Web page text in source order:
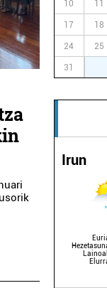
10 11
17 18
24 25
31
Irun